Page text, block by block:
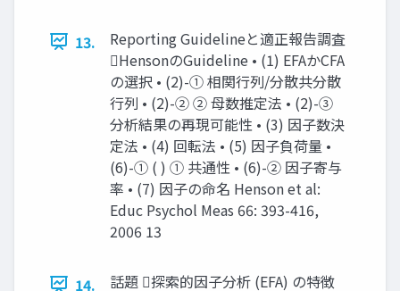
13.
Reporting Guidelineと適正報告調査
HensonのGuideline • (1) EFAかCFA
の選択 • (2)-① 相関行列/分散共分散
行列 • (2)-② ② 母数推定法 • (2)-③
分析結果の再現可能性 • (3) 因子数決
定法 • (4) 回転法 • (5) 因子負荷量 •
(6)-① ( ) ① 共通性 • (6)-② 因子寄与
率 • (7) 因子の命名 Henson et al:
Educ Psychol Meas 66: 393-416,
2006 13
14. 話題 探索的因子分析 (EFA) の特徴